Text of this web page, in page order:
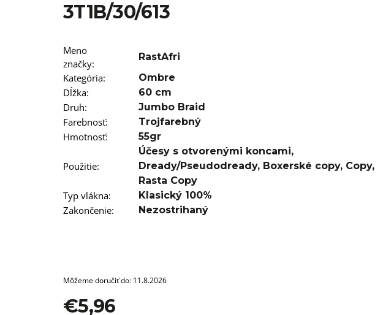
3T1B/30/613
Meno
značky:
RastAfri
Kategória: Ombre
Dĺžka: 60 cm
Druh: Jumbo Braid
Farebnosť: Trojfarebný
Hmotnosť: 55gr
Použitie:
Účesy s otvorenými koncami,
Dready/Pseudodready, Boxerské copy, Copy,
Rasta Copy
Typ vlákna: Klasický 100%
Zakončenie: Nezostrihaný
Môžeme doručiť do: 11.8.2026
€5,96
€5,96